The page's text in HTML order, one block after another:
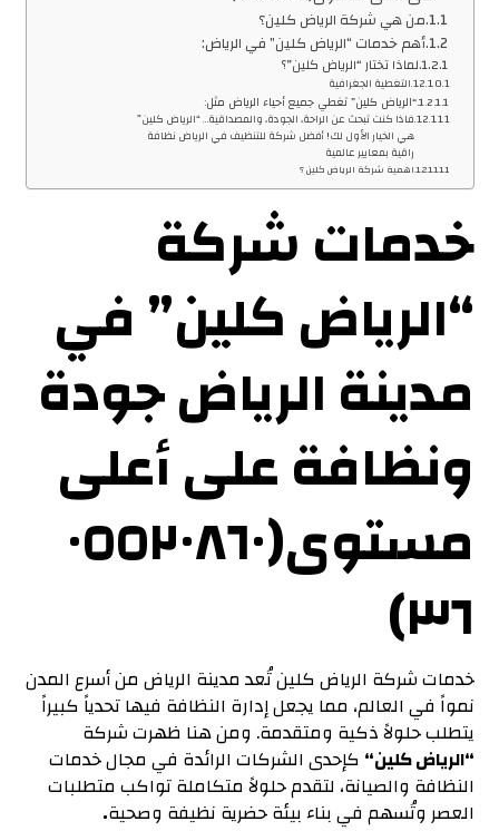
من هي شركة الرياض كلين؟
أهم خدمات “الرياض كلين” في الرياض:
لماذا تختار “الرياض كلين”؟
التغطية الجغرافية
“الرياض كلين” تغطي جميع أحياء الرياض مثل:
فاذا كنت تبحث عن الراحة، الجودة، والمصداقية… “الرياض كلين”
هي الخيار الأول لك! أفضل شركة للتنظيف في الرياض نظافة
راقية بمعايير عالمية
اهمية شركة الرياض كلين ؟
خدمات شركة
“الرياض كلين” في
مدينة الرياض جودة
ونظافة على أعلى
مستوى(٠٥٥٢٠٨٦٠
٣٦)
خدمات شركة الرياض كلين تُعد مدينة الرياض من أسرع المدن
نمواً في العالم، مما يجعل إدارة النظافة فيها تحدياً كبيراً
يتطلب حلولاً ذكية ومتقدمة. ومن هنا ظهرت شركة
“الرياض كلين“ كإحدى الشركات الرائدة في مجال خدمات
النظافة والصيانة، لتقدم حلولاً متكاملة تواكب متطلبات
العصر وتُسهم في بناء بيئة حضرية نظيفة وصحية.